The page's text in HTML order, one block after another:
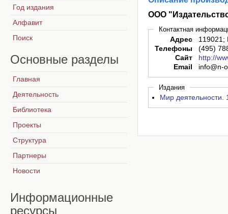
ООО
Контактная
Адрес
119021;
Телефоны
(495)
Сайт
http://
Email
info@n-
Издания
Мир деятельности.
Год издания
Алфавит
Поиск
Основные разделы
Главная
Деятельность
Библиотека
Проекты
Структура
Партнеры
Новости
Информационные
ресурсы